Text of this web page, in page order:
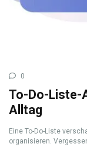
0
To-Do-Liste-
Alltag
Eine To-Do-Liste
organisieren.